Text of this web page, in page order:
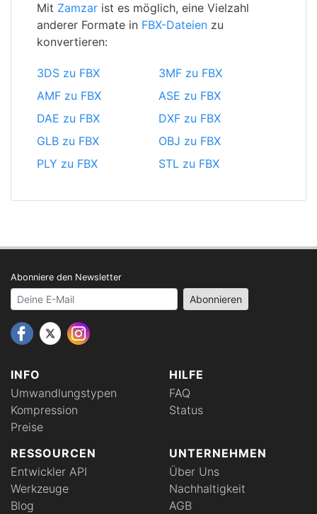
Mit Zamzar ist es möglich, eine Vielzahl
anderer Formate in FBX-Dateien zu
konvertieren:
3DS zu FBX
3MF zu FBX
AMF zu FBX
ASE zu FBX
DAE zu FBX
DXF zu FBX
GLB zu FBX
OBJ zu FBX
PLY zu FBX
STL zu FBX
INFO
Umwandlungstypen
Kompression
Preise
HILFE
FAQ
Status
RESSOURCEN
Entwickler API
Werkzeuge
Blog
UNTERNEHMEN
Über Uns
Nachhaltigkeit
AGB
Abonniere den Newsletter
Your email address Abonnieren